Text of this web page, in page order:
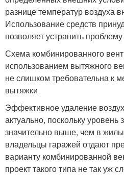
разнице температур воздуха
Использование средств
позволяет устранить проблему
Схема комбинированного
использованием вытяжного
не слишком требовательна к
вытяжки
Эффективное удаление
актуально, поскольку уровень
значительно выше, чем в
владельцы гаражей отдают
варианту комбинированной
проект такого типа не так уж